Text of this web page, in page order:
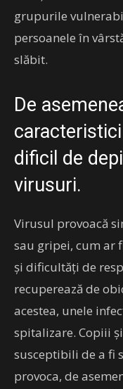
grupurile
persoanele în
slăbit.
De
dificil de
virusuri.
Virusul provoacă
sau gripei, cum ar
şi dificultăţi de
recuperează de
acestea, unele
spitalizare. Copiii
susceptibili de a fi
provoca, de